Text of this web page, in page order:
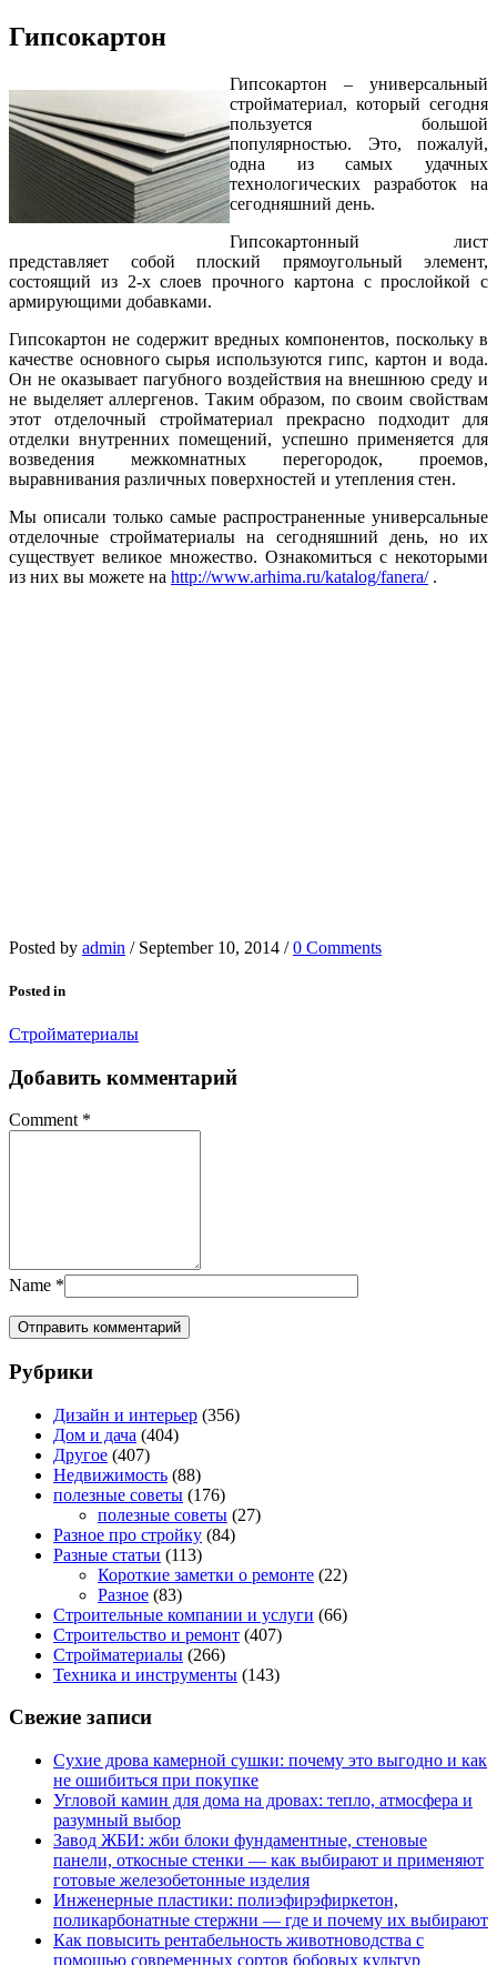
Гипсокартон
Гипсокартон – универсальный
стройматериал, который сегодня
пользуется большой
популярностью. Это, пожалуй,
одна из самых удачных
технологических разработок на
сегодняшний день.
Гипсокартонный лист
представляет собой плоский прямоугольный элемент,
состоящий из 2-х слоев прочного картона с прослойкой с
армирующими добавками.
Гипсокартон не содержит вредных компонентов, поскольку в
качестве основного сырья используются гипс, картон и вода.
Он не оказывает пагубного воздействия на внешнюю среду и
не выделяет аллергенов. Таким образом, по своим свойствам
этот отделочный стройматериал прекрасно подходит для
отделки внутренних помещений, успешно применяется для
возведения межкомнатных перегородок, проемов,
выравнивания различных поверхностей и утепления стен.
Мы описали только самые распространенные универсальные
отделочные стройматериалы на сегодняшний день, но их
существует великое множество. Ознакомиться с некоторыми
из них вы можете на http://www.arhima.ru/katalog/fanera/.
Posted by admin / September 10, 2014 / 0 Comments
Posted in
Стройматериалы
Добавить комментарий
Comment *
Name *
Рубрики
Дизайн и интерьер (356)
Дом и дача (404)
Другое (407)
Недвижимость (88)
полезные советы (176)
полезные советы (27)
Разное про стройку (84)
Разные статьи (113)
Короткие заметки о ремонте (22)
Разное (83)
Строительные компании и услуги (66)
Строительство и ремонт (407)
Стройматериалы (266)
Техника и инструменты (143)
Свежие записи
Сухие дрова камерной сушки: почему это выгодно и как
не ошибиться при покупке
Угловой камин для дома на дровах: тепло, атмосфера и
разумный выбор
Завод ЖБИ: жби блоки фундаментные, стеновые
панели, откосные стенки — как выбирают и применяют
готовые железобетонные изделия
Инженерные пластики: полиэфирэфиркетон,
поликарбонатные стержни — где и почему их выбирают
Как повысить рентабельность животноводства с
помощью современных сортов бобовых культур